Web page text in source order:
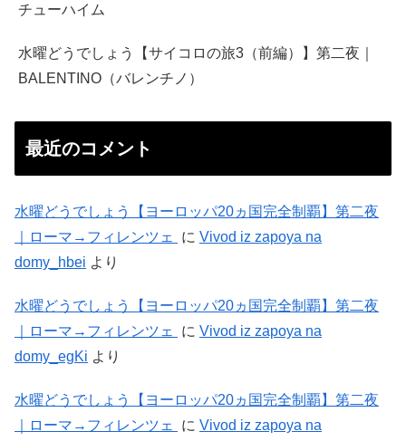
チューハイム
水曜どうでしょう【サイコロの旅3（前編）】第二夜｜
BALENTINO（バレンチノ）
最近のコメント
水曜どうでしょう【ヨーロッパ20ヵ国完全制覇】第二夜
｜ローマ→フィレンツェ
に Vivod iz zapoya na
domy_hbei より
水曜どうでしょう【ヨーロッパ20ヵ国完全制覇】第二夜
｜ローマ→フィレンツェ
に Vivod iz zapoya na
domy_egKi より
水曜どうでしょう【ヨーロッパ20ヵ国完全制覇】第二夜
｜ローマ→フィレンツェ
に Vivod iz zapoya na